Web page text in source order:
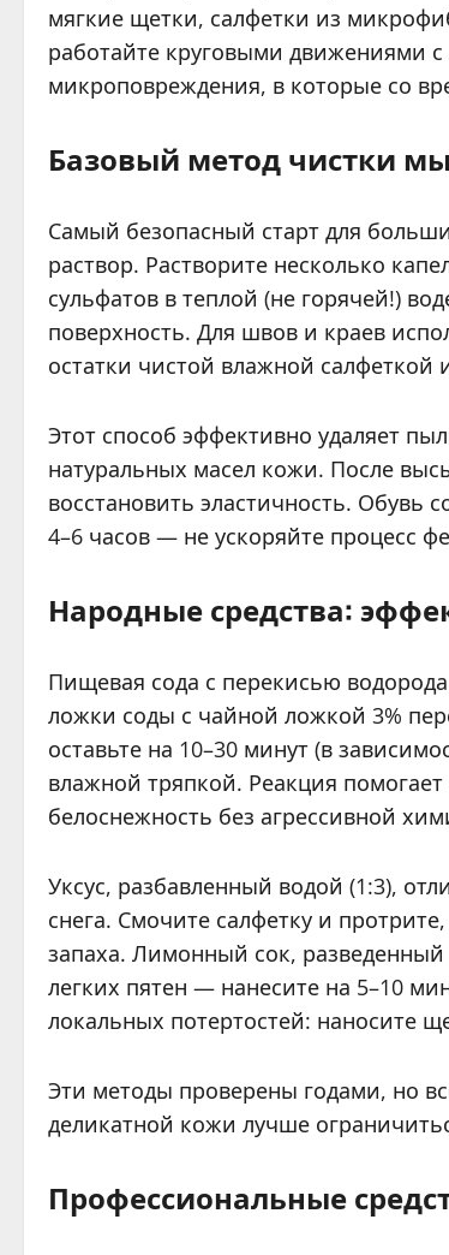
мягкие щетки, салфетки из
работайте круговыми движениями
микроповреждения, в которые со
Базовый метод чистки
Самый безопасный старт для
раствор. Растворите несколько
сульфатов в теплой (не горячей!)
поверхность. Для швов и краев
остатки чистой влажной салфеткой
Этот способ эффективно удаляет
натуральных масел кожи. После
восстановить эластичность. Обувь
4–6 часов — не ускоряйте процесс
Народные средства:
Пищевая сода с перекисью
ложки соды с чайной ложкой 3%
оставьте на 10–30 минут (в
влажной тряпкой. Реакция
белоснежность без агрессивной
Уксус, разбавленный водой (1:3),
снега. Смочите салфетку и
запаха. Лимонный сок, разведенный
легких пятен — нанесите на 5–10
локальных потертостей: наносите
Эти методы проверены годами, но
деликатной кожи лучше
Профессиональные